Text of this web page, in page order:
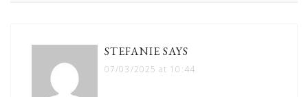
STEFANIE SAYS
07/03/2025 at 10:44